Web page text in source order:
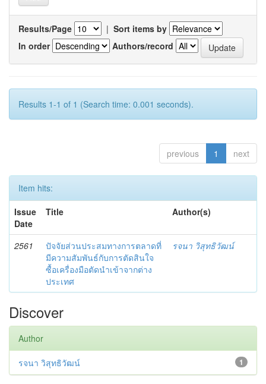
Results/Page | Sort items by
In order
Authors/record
Results 1-1 of 1 (Search time: 0.001 seconds).
previous 1 next
Item hits:
Issue
Date
Title Author(s)
2561
ปัจจัยส่วนประสมทางการตลาดที่
มีความสัมพันธ์กับการตัดสินใจ
ซื้อเครื่องมือตัดนำเข้าจากต่าง
ประเทศ
รจนา วิสุทธิวัฒน์
Discover
Author
1
รจนา วิสุทธิวัฒน์